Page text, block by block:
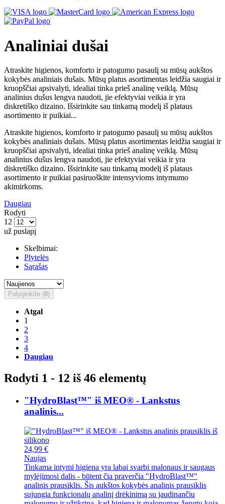
Analiniai dušai
Atraskite higienos, komforto ir patogumo pasaulį su mūsų aukštos
kokybės analiniais dušais. Mūsų platus asortimentas leidžia saugiai ir
kruopščiai apsivalyti, idealiai tinka prieš analinę veiklą. Mūsų
analinius dušus lengva naudoti, jie efektyviai veikia ir yra
diskretiško dizaino. Išsirinkite sau tinkamą modelį iš plataus
asortimento ir puikiai...
Atraskite higienos, komforto ir patogumo pasaulį su mūsų aukštos
kokybės analiniais dušais. Mūsų platus asortimentas leidžia saugiai ir
kruopščiai apsivalyti, idealiai tinka prieš analinę veiklą. Mūsų
analinius dušus lengva naudoti, jie efektyviai veikia ir yra
diskretiško dizaino. Išsirinkite sau tinkamą modelį iš plataus
asortimento ir puikiai pasiruoškite intensyvioms intymumo
akimirkoms.
Daugiau
Rodyti
12
už puslapį
Skelbimai:
Plytelės
Sąrašas
Palyginkite (0)
Atgal
1
2
3
4
Daugiau
Rodyti 1 - 12 iš 46 elementų
"HydroBlast™" iš MEO® - Lankstus
analinis...
24,99 €
Naujas
Tinkama intymi higiena yra labai svarbi malonaus ir saugaus
mylėjimosi dalis - būtent čia praverčia "HydroBlast™"
analinis prausiklis. Šis aukštos kokybės analinis prausiklis
sujungia funkcionalų analinį drėkinimą su jaudinančiu